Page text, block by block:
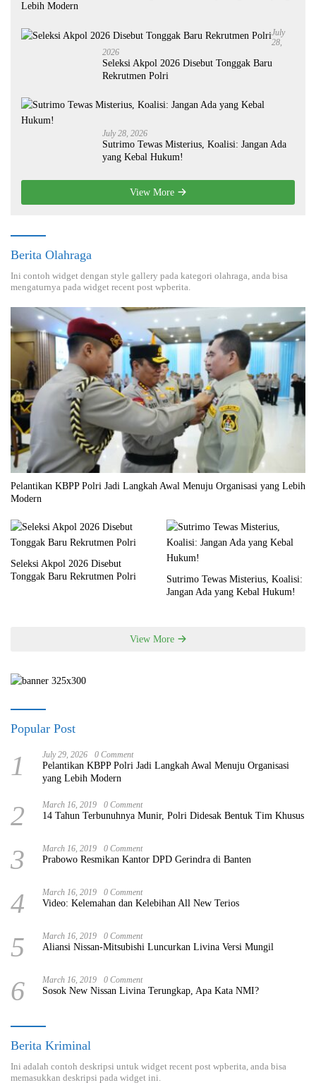
Lebih Modern
July
28,
2026
Seleksi Akpol 2026 Disebut Tonggak Baru
Rekrutmen Polri
July 28, 2026
Sutrimo Tewas Misterius, Koalisi: Jangan Ada
yang Kebal Hukum!
View More
Berita Olahraga
Ini contoh widget dengan style gallery pada kategori olahraga, anda bisa
mengaturnya pada widget recent post wpberita.
Pelantikan KBPP Polri Jadi Langkah Awal Menuju Organisasi yang Lebih
Modern
Seleksi Akpol 2026 Disebut
Tonggak Baru Rekrutmen Polri
Sutrimo Tewas Misterius, Koalisi:
Jangan Ada yang Kebal Hukum!
View More
Popular Post
1 July 29, 2026 0 Comment
Pelantikan KBPP Polri Jadi Langkah Awal Menuju Organisasi
yang Lebih Modern
2 March 16, 2019 0 Comment
14 Tahun Terbunuhnya Munir, Polri Didesak Bentuk Tim Khusus
3 March 16, 2019 0 Comment
Prabowo Resmikan Kantor DPD Gerindra di Banten
4 March 16, 2019 0 Comment
Video: Kelemahan dan Kelebihan All New Terios
5 March 16, 2019 0 Comment
Aliansi Nissan-Mitsubishi Luncurkan Livina Versi Mungil
6 March 16, 2019 0 Comment
Sosok New Nissan Livina Terungkap, Apa Kata NMI?
Berita Kriminal
Ini adalah contoh deskripsi untuk widget recent post wpberita, anda bisa
memasukkan deskripsi pada widget ini.